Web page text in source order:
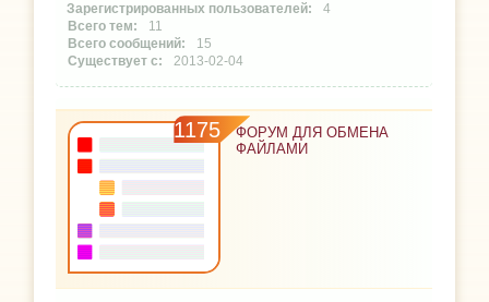
4
11
15
2013-02-04
1175
ФОРУМ ДЛЯ ОБМЕНА
ФАЙЛАМИ